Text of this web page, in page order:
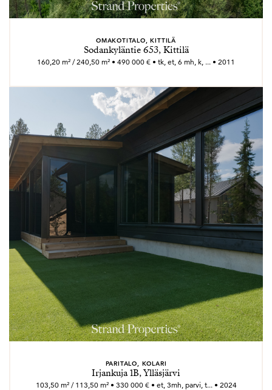
OMAKOTITALO, KITTILÄ
Sodankyläntie 653, Kittilä
160,20 m² / 240,50 m² • 490 000 € • tk, et, 6 mh, k, ... • 2011
PARITALO, KOLARI
Irjankuja 1B, Ylläsjärvi
103,50 m² / 113,50 m² • 330 000 € • et, 3mh, parvi, t... • 2024